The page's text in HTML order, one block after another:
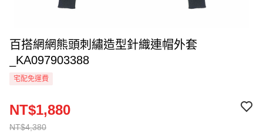
百搭網網熊頭刺繡造型針織連帽外套
_KA097903388
宅配免運費
NT$4,380
NT$1,880